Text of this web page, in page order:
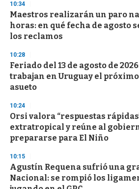
d
s
o
f
3
s
e
c
o
n
s
10:34
Maestros realizarán un paro
horas: en qué fecha de agosto
los reclamos
10:28
Feriado del 13 de agosto de
trabajan en Uruguay el
asueto
10:24
Orsi valora “respuestas
extratropical y reúne al
prepararse para El Niño
10:15
Agustín Requena sufrió una
Nacional: se rompió los